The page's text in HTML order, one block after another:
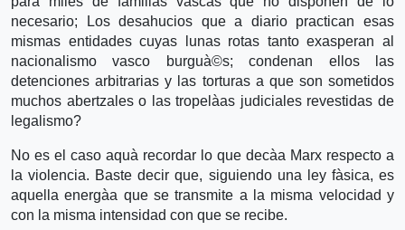
necesario; Los desahucios que a diario practican esas
mismas entidades cuyas lunas rotas tanto exasperan al
nacionalismo vasco burguà©s; condenan ellos las
detenciones arbitrarias y las torturas a que son sometidos
muchos abertzales o las tropelà­as judiciales revestidas de
legalismo?
No es el caso aquà­ recordar lo que decà­a Marx respecto a
la violencia. Baste decir que, siguiendo una ley fà­sica, es
aquella energà­a que se transmite a la misma velocidad y
con la misma intensidad con que se recibe.